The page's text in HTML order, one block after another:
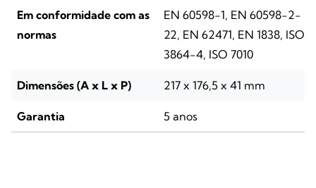
Em conformidade com as
normas
EN 60598-1, EN 60598-2-
22, EN 62471, EN 1838, ISO
3864-4, ISO 7010
Dimensões (A x L x P) 217 x 176,5 x 41 mm
Garantia 5 anos